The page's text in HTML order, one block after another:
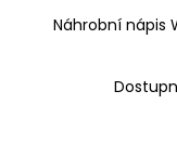
Náhrobní nápis